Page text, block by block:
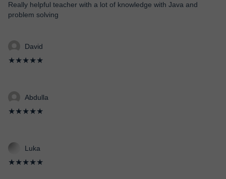
Really helpful teacher with a lot of knowledge with Java and
problem solving
David
★★★★★
Abdulla
★★★★★
Luka
★★★★★